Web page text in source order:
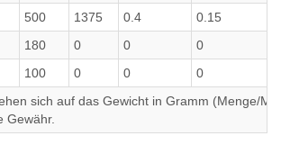
500 1375 0.4
0.15
180 0 0
0
100 0 0
0
sich auf das Gewicht in Gramm (Menge/
Gewähr.